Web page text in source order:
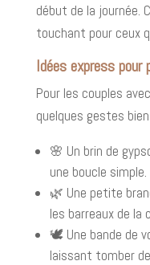
début de la journée.
touchant pour ceux
Idées express
Pour les couples
quelques gestes
🌸 Un brin de
une boucle simple.
🌿 Une petite
les barreaux de la
🕊️ Une bande de
laissant tomber